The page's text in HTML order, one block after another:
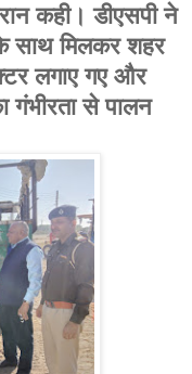
कही। डीएसपी ने
साथ मिलकर शहर
लगाए गए और
गंभीरता से पालन